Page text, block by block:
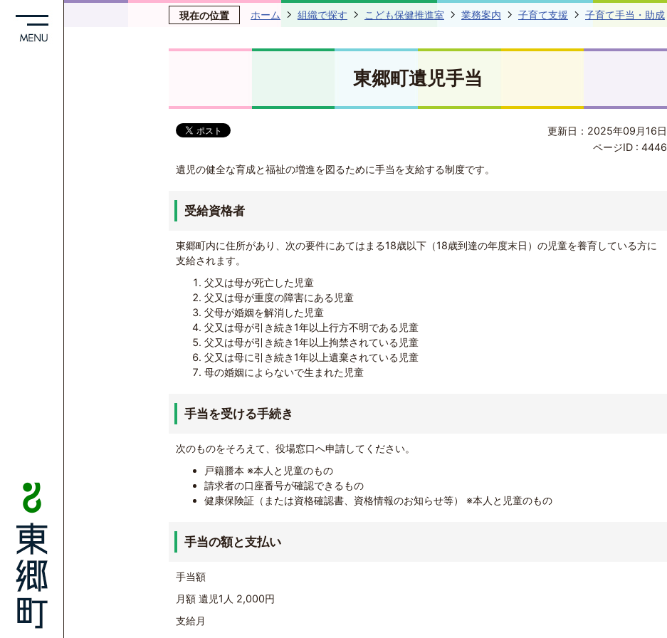
現在の位置 ホーム 組織で探す こども保健推進室 業務案内 子育て支援 子育て手当・助成
東郷町遺児手当
更新日：2025年09月16日
ページID : 4446
遺児の健全な育成と福祉の増進を図るために手当を支給する制度です。
受給資格者
東郷町内に住所があり、次の要件にあてはまる18歳以下（18歳到達の年度末日）の児童を養育している方に
支給されます。
父又は母が死亡した児童
父又は母が重度の障害にある児童
父母が婚姻を解消した児童
父又は母が引き続き1年以上行方不明である児童
父又は母が引き続き1年以上拘禁されている児童
父又は母に引き続き1年以上遺棄されている児童
母の婚姻によらないで生まれた児童
手当を受ける手続き
次のものをそろえて、役場窓口へ申請してください。
戸籍謄本 ※本人と児童のもの
請求者の口座番号が確認できるもの
健康保険証（または資格確認書、資格情報のお知らせ等） ※本人と児童のもの
手当の額と支払い
手当額
月額 遺児1人 2,000円
支給月